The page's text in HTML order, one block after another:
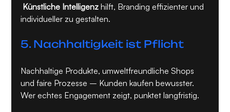
Künstliche Intelligenz hilft, Branding effizienter und
individueller zu gestalten.
5. Nachhaltigkeit ist Pflicht
Nachhaltige Produkte, umweltfreundliche Shops
und faire Prozesse – Kunden kaufen bewusster.
Wer echtes Engagement zeigt, punktet langfristig.